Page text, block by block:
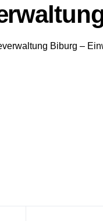
Biburg –